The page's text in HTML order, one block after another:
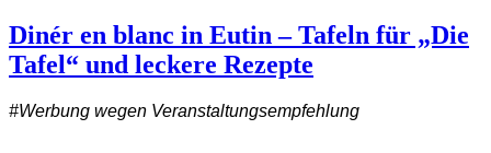
Dinér en blanc in Eutin – Tafeln für „Die
Tafel“ und leckere Rezepte
#Werbung wegen Veranstaltungsempfehlung